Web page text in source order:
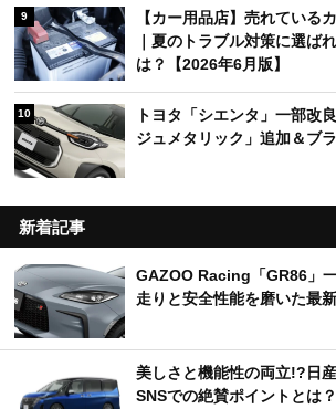
9
【カー用品店】売れている
｜夏のトラブル対策に選ば
は？【2026年6月版】
10
トヨタ「シエンタ」一部
ジュメタリック」追加＆ブ
新着記事
GAZOO Racing「GR86」
走りと安全性能を磨いた最
美しさと機能性の両立!?日
SNSでの絶賛ポイントとは？